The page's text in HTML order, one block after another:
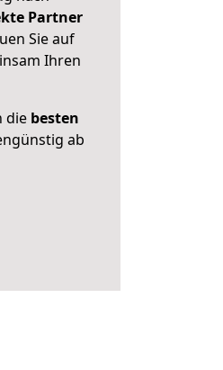
Partner
Sie auf
Ihren
die besten
ab